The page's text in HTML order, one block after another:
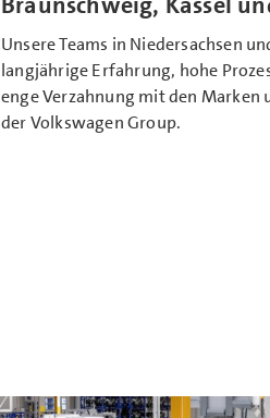
Unsere Teams in Niedersachsen
langjährige Erfahrung, hohe
enge Verzahnung mit den Marken
der Volkswagen Group.